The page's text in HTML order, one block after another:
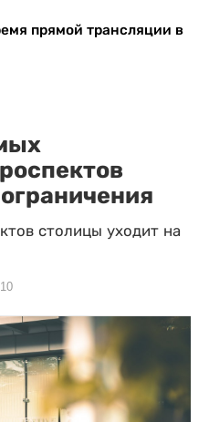
прямой трансляции в
столицы уходит на